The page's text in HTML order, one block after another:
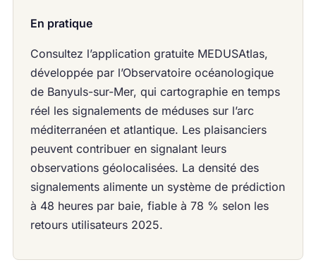
En pratique
Consultez l’application gratuite MEDUSAtlas,
développée par l’Observatoire océanologique
de Banyuls-sur-Mer, qui cartographie en temps
réel les signalements de méduses sur l’arc
méditerranéen et atlantique. Les plaisanciers
peuvent contribuer en signalant leurs
observations géolocalisées. La densité des
signalements alimente un système de prédiction
à 48 heures par baie, fiable à 78 % selon les
retours utilisateurs 2025.